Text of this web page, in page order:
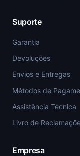
Suporte
Garantia
Devoluções
Envios e Entregas
Métodos de
Assistência Técnica
Livro de
Empresa